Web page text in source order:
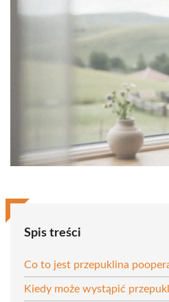
Spis treści
Co to jest przepuklina
Kiedy może wystąpić